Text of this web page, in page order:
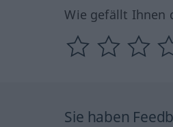
Wie gefällt Ihnen
Sie haben